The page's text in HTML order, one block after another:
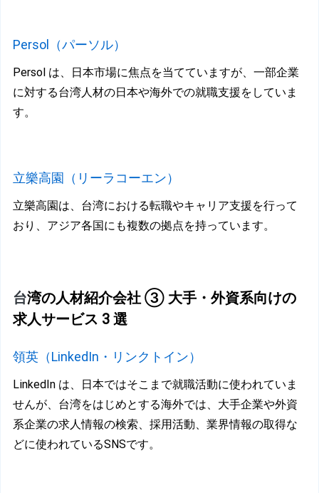
Persol（パーソル）
Persol は、日本市場に焦点を当てていますが、一部企業
に対する台湾人材の日本や海外での就職支援をしていま
す。
立樂高園（リーラコーエン）
立樂高園は、台湾における転職やキャリア支援を行って
おり、アジア各国にも複数の拠点を持っています。
台湾の人材紹介会社 ③ 大手・外資系向けの
求人サービス 3 選
領英（LinkedIn・リンクトイン）
LinkedIn は、日本ではそこまで就職活動に使われていま
せんが、台湾をはじめとする海外では、大手企業や外資
系企業の求人情報の検索、採用活動、業界情報の取得な
どに使われているSNSです。